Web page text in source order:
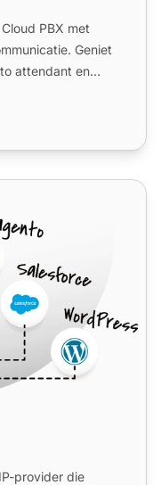
PBX met
Geniet
attendant en
provider die